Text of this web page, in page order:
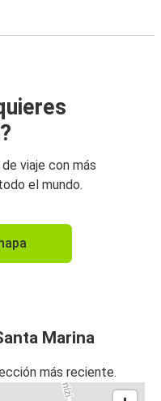
viaje con más
el mundo.
Marina
más reciente.